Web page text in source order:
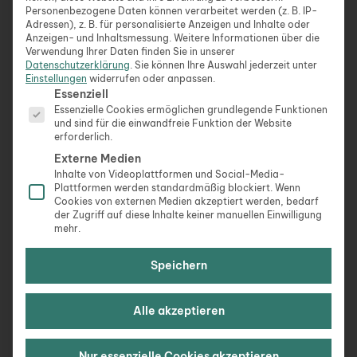
Ben Paul von Anti Uni
Ich würde
sagen,
dass ich
vor allem
EIN Key-
Learning
aus den
letzten 1,5
Jahren als
digitaler
Freiheit
Verantwortung.
Personenbezogene Daten können verarbeitet werden (z. B. IP-
Adressen), z. B. für personalisierte Anzeigen und Inhalte oder
Anzeigen- und Inhaltsmessung. Weitere Informationen über die
Verwendung Ihrer Daten finden Sie in unserer
Datenschutzerklärung. Sie können Ihre Auswahl jederzeit unter
Einstellungen widerrufen oder anpassen.
Es folgt eine Liste der Service-Gruppen, für die eine
Essenziell
Essenzielle Cookies ermöglichen grundlegende Funktionen
und sind für die einwandfreie Funktion der Website
erforderlich.
Externe Medien
Inhalte von Videoplattformen und Social-Media-
Plattformen werden standardmäßig blockiert. Wenn
Cookies von externen Medien akzeptiert werden, bedarf
der Zugriff auf diese Inhalte keiner manuellen Einwilligung
mehr.
Speichern
Alle akzeptieren